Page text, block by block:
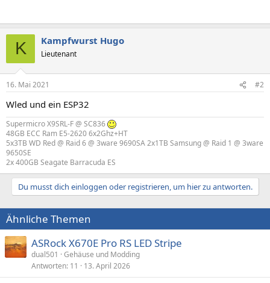
K Kampfwurst Hugo
Lieutenant
16. Mai 2021 #2
Wled und ein ESP32
Supermicro X9SRL-F @ SC836
48GB ECC Ram E5-2620 6x2Ghz+HT
5x3TB WD Red @ Raid 6 @ 3ware 9690SA 2x1TB Samsung @ Raid 1 @ 3ware
9650SE
2x 400GB Seagate Barracuda ES
Du musst dich einloggen oder registrieren, um hier zu antworten.
Ähnliche Themen
ASRock X670E Pro RS LED Stripe
dual501
Gehäuse und Modding
Antworten 11 13. April 2026